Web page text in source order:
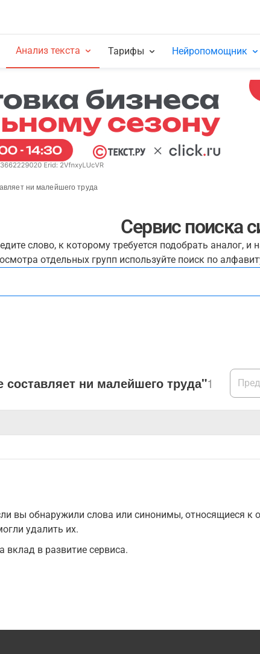
Анализ текста Тарифы Нейропомощник
ни малейшего труда
Сервис поиска
слово, к которому требуется подобрать аналог,
отдельных групп используйте поиск по
ни малейшего труда"1
вы обнаружили слова или синонимы, относящиеся к
удалить их.
в развитие сервиса.